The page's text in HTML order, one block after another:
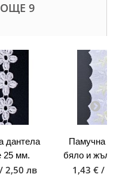
9
дантела
25 мм.
2,50 лв
Памучна
бяло и
1,43 € /